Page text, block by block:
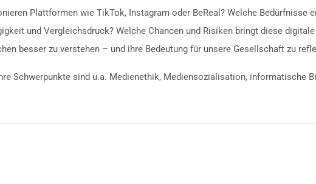
Plattformen wie TikTok, Instagram oder BeReal? Welche Bedürfnisse
und Vergleichsdruck? Welche Chancen und Risiken bringt diese
besser zu verstehen – und ihre Bedeutung für unsere Gesellschaft zu
Schwerpunkte sind u.a. Medienethik, Mediensozialisation, informatische